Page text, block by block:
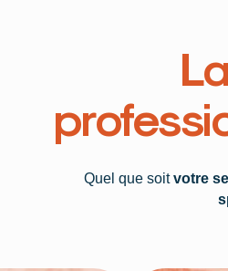
Quel que soitvotre